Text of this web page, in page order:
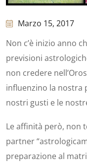
Marzo 15, 2017
Non c’è inizio anno
previsioni
non credere
influenzino la nostra
nostri gusti e le
Le affinità però, non
partner
preparazione al